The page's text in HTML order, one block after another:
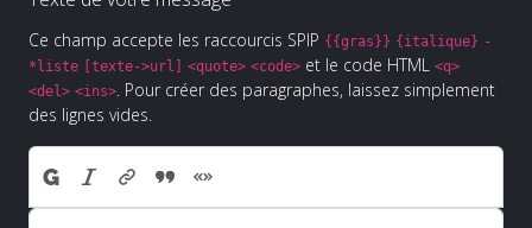
Ce champ accepte les raccourcis SPIP {{gras}} {italique} -
*liste
[texte->url] <quote> <code> et le code HTML <q>
<del> <ins>. Pour créer des paragraphes, laissez simplement
des lignes vides.